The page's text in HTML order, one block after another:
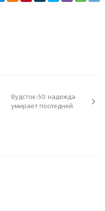
Вудсток-50: надежда
умирает последней